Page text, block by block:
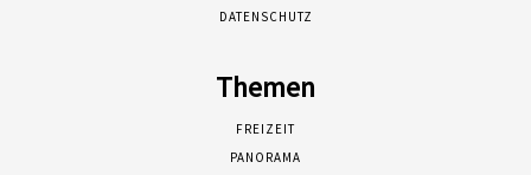
DATENSCHUTZ
Themen
FREIZEIT
PANORAMA